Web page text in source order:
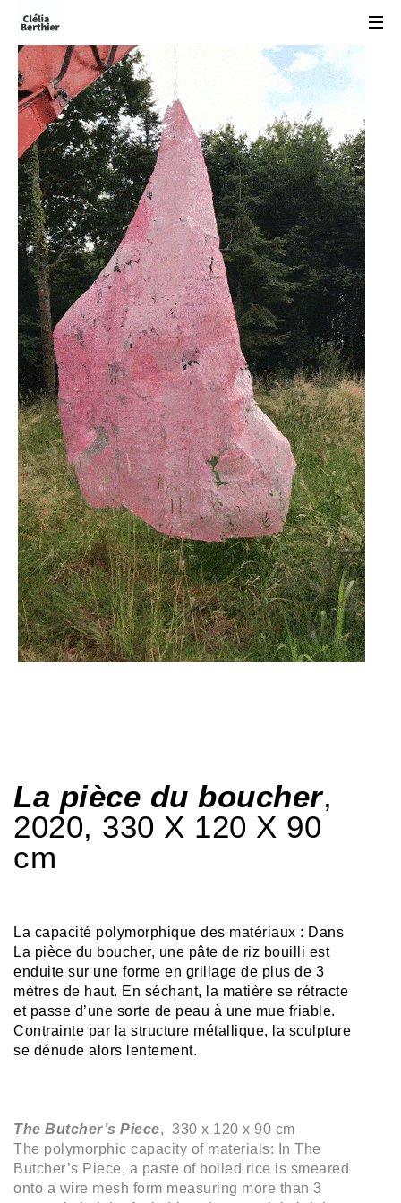
La pièce du boucher,
2020, 330 X 120 X 90
cm
La capacité polymorphique des matériaux : Dans
La pièce du boucher, une pâte de riz bouilli est
enduite sur une forme en grillage de plus de 3
mètres de haut. En séchant, la matière se rétracte
et passe d’une sorte de peau à une mue friable.
Contrainte par la structure métallique, la sculpture
se dénude alors lentement.
The Butcher’s Piece, 330 x 120 x 90 cm
The polymorphic capacity of materials: In The
Butcher’s Piece, a paste of boiled rice is smeared
onto a wire mesh form measuring more than 3